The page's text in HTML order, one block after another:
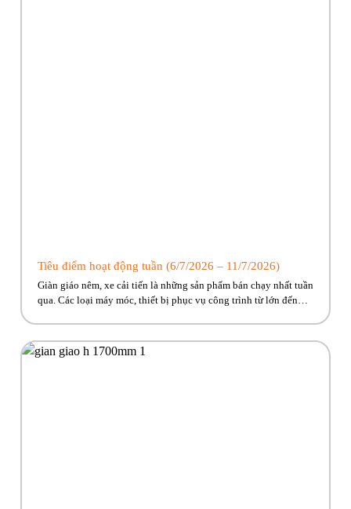
Tiêu điểm hoạt động tuần (6/7/2026 – 11/7/2026)
Giàn giáo nêm, xe cải tiến là những sản phẩm bán chạy nhất tuần
qua. Các loại máy móc, thiết bị phục vụ công trình từ lớn đến